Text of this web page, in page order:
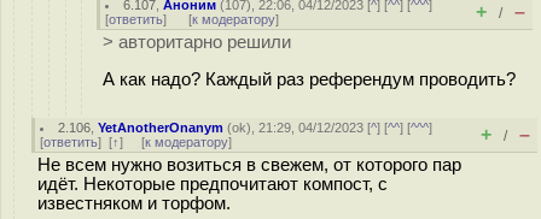
6.107 ,Аноним (107), 22:06, 04/12/2023 [^] [^^] [^^^]
[ответить] [к модератору] + / –
> авторитарно решили
А как надо? Каждый раз референдум проводить?
2.106 ,YetAnotherOnanym (ok), 21:29, 04/12/2023 [^] [^^] [^^^]
[ответить] [↑] [к модератору] + / –
Не всем нужно возиться в свежем, от которого пар
идёт. Некоторые предпочитают компост, с
известняком и торфом.